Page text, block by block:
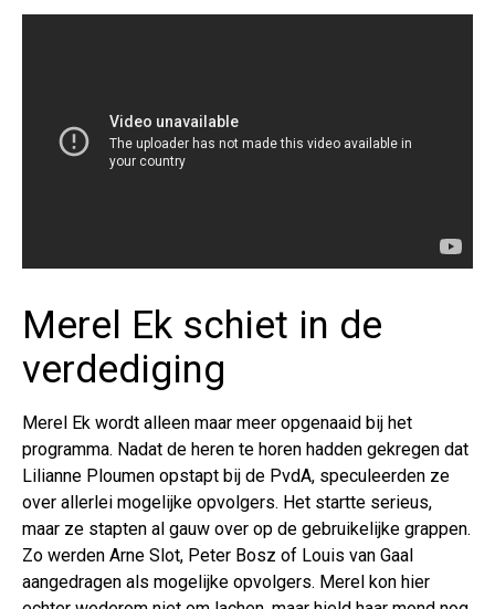
Merel Ek schiet in de
verdediging
Merel Ek wordt alleen maar meer opgenaaid bij het
programma. Nadat de heren te horen hadden gekregen dat
Lilianne Ploumen opstapt bij de PvdA, speculeerden ze
over allerlei mogelijke opvolgers. Het startte serieus,
maar ze stapten al gauw over op de gebruikelijke grappen.
Zo werden Arne Slot, Peter Bosz of Louis van Gaal
aangedragen als mogelijke opvolgers. Merel kon hier